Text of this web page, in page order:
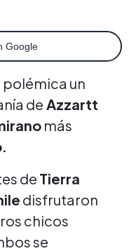
Google
polémica un
de Azzartt
más
de Tierra
disfrutaron
chicos
se